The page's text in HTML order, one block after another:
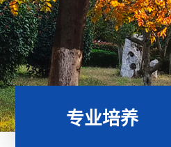
专业培养